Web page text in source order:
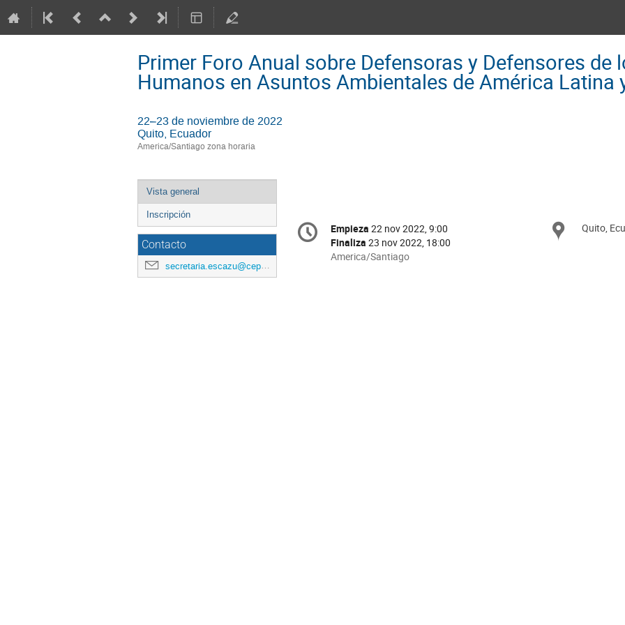
Primer Foro Anual sobre Defensoras y Defensores de
Humanos en Asuntos Ambientales de América Latina
22–23 de noviembre de 2022
Quito, Ecuador
America/Santiago zona horaria
Event
menu
Vista general
Inscripción
Contacto
secretaria.escazu@cepal.org
Conference
information
Fecha/Hora
Empieza 22 nov 2022, 9:00
Finaliza 23 nov 2022, 18:00
All
America/Santiago
Quito,